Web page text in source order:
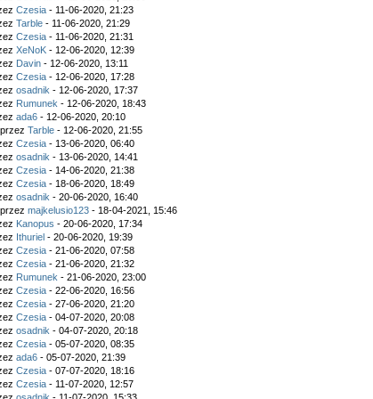
Czesia - 11-06-2020, 21:23
Tarble - 11-06-2020, 21:29
Czesia - 11-06-2020, 21:31
XeNoK - 12-06-2020, 12:39
Davin - 12-06-2020, 13:11
Czesia - 12-06-2020, 17:28
osadnik - 12-06-2020, 17:37
Rumunek - 12-06-2020, 18:43
ada6 - 12-06-2020, 20:10
Tarble - 12-06-2020, 21:55
Czesia - 13-06-2020, 06:40
osadnik - 13-06-2020, 14:41
Czesia - 14-06-2020, 21:38
Czesia - 18-06-2020, 18:49
osadnik - 20-06-2020, 16:40
majkelusio123 - 18-04-2021, 15:46
Kanopus - 20-06-2020, 17:34
Ithuriel - 20-06-2020, 19:39
Czesia - 21-06-2020, 07:58
Czesia - 21-06-2020, 21:32
Rumunek - 21-06-2020, 23:00
Czesia - 22-06-2020, 16:56
Czesia - 27-06-2020, 21:20
Czesia - 04-07-2020, 20:08
osadnik - 04-07-2020, 20:18
Czesia - 05-07-2020, 08:35
ada6 - 05-07-2020, 21:39
Czesia - 07-07-2020, 18:16
Czesia - 11-07-2020, 12:57